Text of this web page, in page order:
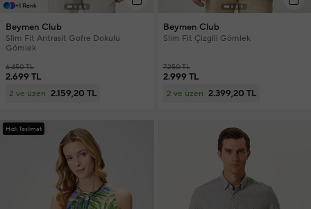
+1 Renk
Beymen Club
Slim Fit Antrasit Gofre Dokulu
Gömlek
6.450 TL
2.699 TL
2 ve üzeri 2.159,20 TL
Beymen Club
Slim Fit Çizgili Gömlek
7.250 TL
2.999 TL
2 ve üzeri 2.399,20 TL
Hızlı Teslimat